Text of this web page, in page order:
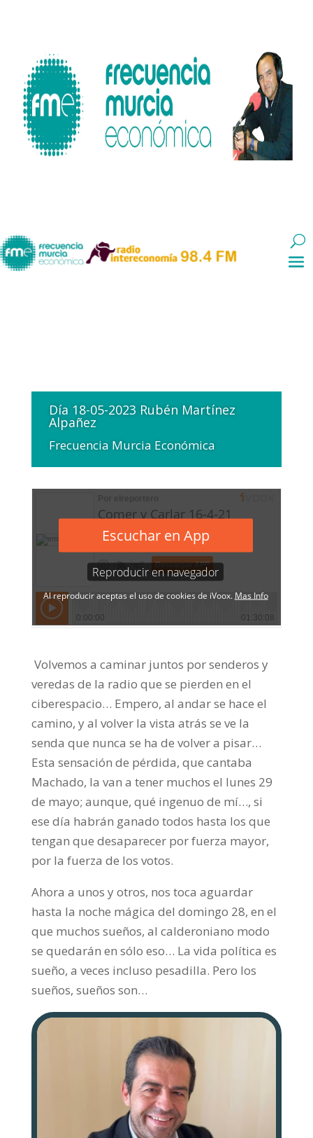
Día 18-05-2023 Rubén Martínez
Alpañez
Frecuencia Murcia Económica
Volvemos a caminar juntos por senderos y
veredas de la radio que se pierden en el
ciberespacio… Empero, al andar se hace el
camino, y al volver la vista atrás se ve la
senda que nunca se ha de volver a pisar…
Esta sensación de pérdida, que cantaba
Machado, la van a tener muchos el lunes 29
de mayo; aunque, qué ingenuo de mí…, si
ese día habrán ganado todos hasta los que
tengan que desaparecer por fuerza mayor,
por la fuerza de los votos.
Ahora a unos y otros, nos toca aguardar
hasta la noche mágica del domingo 28, en el
que muchos sueños, al calderoniano modo
se quedarán en sólo eso… La vida política es
sueño, a veces incluso pesadilla. Pero los
sueños, sueños son…